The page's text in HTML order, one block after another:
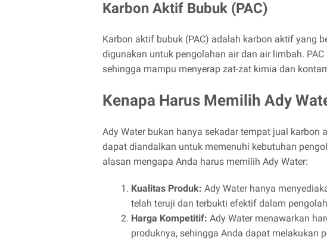
Karbon Aktif Bubuk (PAC)
Karbon aktif bubuk (PAC) adalah karbon aktif yang
digunakan untuk pengolahan air dan air limbah.
sehingga mampu menyerap zat-zat kimia dan
Kenapa Harus Memilih Ady
Ady Water bukan hanya sekadar tempat jual karbon
dapat diandalkan untuk memenuhi kebutuhan
alasan mengapa Anda harus memilih Ady Water:
Kualitas Produk: Ady Water hanya
telah teruji dan terbukti efektif dalam
Harga Kompetitif: Ady Water menawarkan
produknya, sehingga Anda dapat melakukan